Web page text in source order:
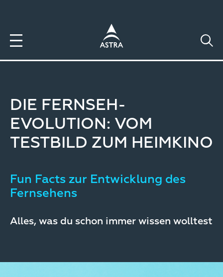
DIE FERNSEH-
EVOLUTION: VOM
TESTBILD ZUM HEIMKINO
Fun Facts zur Entwicklung des
Fernsehens
Alles, was du schon immer wissen wolltest